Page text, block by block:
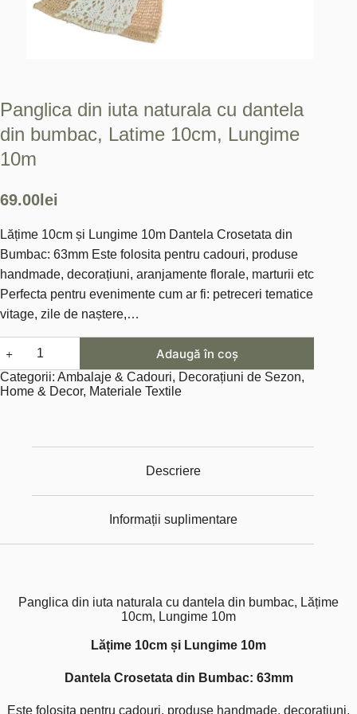
Panglica din iuta naturala cu dantela
din bumbac, Latime 10cm, Lungime
10m
69.00 lei
Lățime 10cm și Lungime 10m Dantela Crosetata din
Bumbac: 63mm Este folosita pentru cadouri, produse
handmade, decorațiuni, aranjamente florale, marturii etc
Perfecta pentru evenimente cum ar fi: petreceri tematice
vitage, zile de naștere,…
Panglica
din
iuta
naturala
Lungime
Adaugă în coș
Categorii: Ambalaje & Cadouri, Decorațiuni de Sezon,
Home & Decor, Materiale Textile
Descriere
Informații suplimentare
Panglica din iuta naturala cu dantela din bumbac, Lățime
10cm, Lungime 10m
Lățime 10cm și Lungime 10m
Dantela Crosetata din Bumbac: 63mm
Este folosita pentru cadouri, produse handmade, decorațiuni,